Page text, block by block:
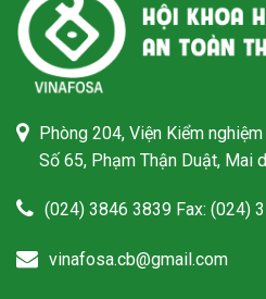
Phòng 204, Viện Kiểm
Số 65, Phạm Thận Duật, Mai
(024) 3846 3839 Fax: (024)
vinafosa.cb@gmail.com